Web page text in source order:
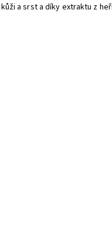
a srst a díky extraktu z